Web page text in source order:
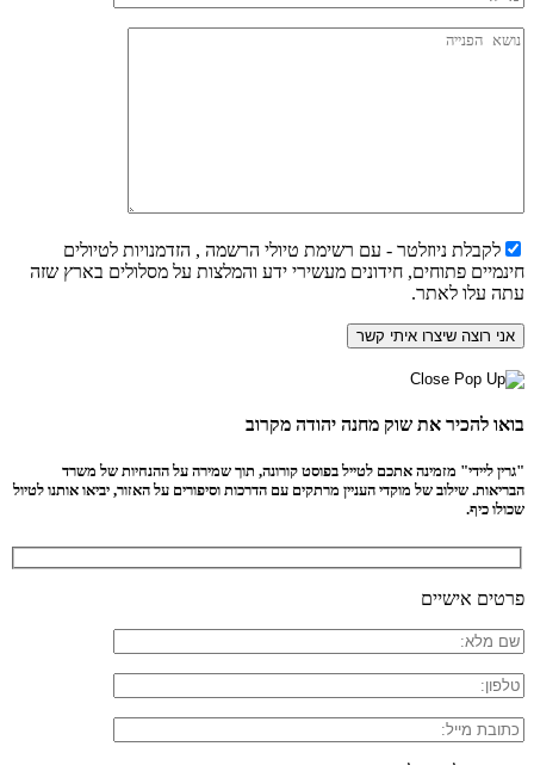
לקבלת ניוזלטר - עם רשימת טיולי הרשמה , הזדמנויות לטיולים
חינמיים פתוחים, חידונים מעשירי ידע והמלצות על מסלולים בארץ שזה
עתה עלו לאתר.
בואו להכיר את שוק מחנה יהודה מקרוב
"גרין ליידי" מזמינה אתכם לטייל בפוסט קורונה, תוך שמירה על ההנחיות של משרד
הבריאות. שילוב של מוקדי העניין מרתקים עם הדרכות וסיפורים על האזור, יביאו אותנו לטיול
שכולו כיף.
פרטים אישיים